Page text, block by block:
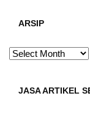
ARSIP
ARSIP
JASA ARTIKEL